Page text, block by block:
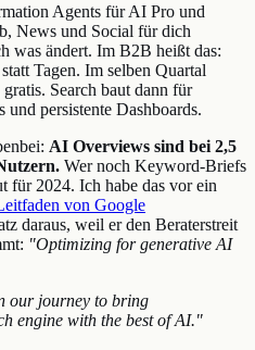
Agents für AI Pro und
News und Social für dich
was ändert. Im B2B heißt das:
Tagen. Im selben Quartal
Search baut dann für
persistente Dashboards.
AI Overviews sind bei 2,5
Wer noch Keyword-Briefs
für 2024. Ich habe das vor ein
von Google
daraus, weil er den Beraterstreit
"Optimizing for generative AI
our journey to bring
engine with the best of AI."